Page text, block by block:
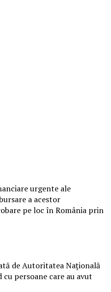
urgente ale
a acestor
pe loc în România prin
de Autoritatea Națională
persoane care au avut